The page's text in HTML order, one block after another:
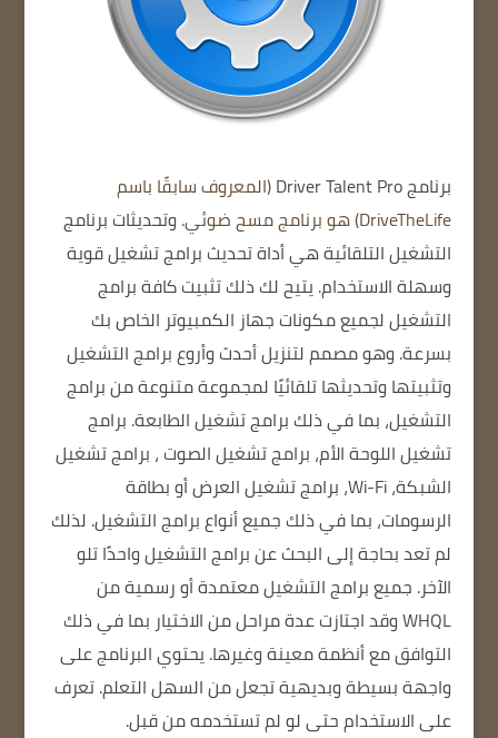
برنامج Driver Talent Pro
(المعروف سابقًا باسم
DriveTheLife) هو برنامج مسح ضوئي.
وتحديثات برنامج
التشغيل التلقائيةهي أداة تحديث برامج تشغيل قوية
وسهلة الاستخدام.يتيح لك ذلك تثبيت كافة برامج
التشغيل لجميع مكونات جهاز الكمبيوتر الخاص بك
بسرعة. وهو مصمم لتنزيل أحدث وأروع برامج التشغيل
وتثبيتها وتحديثها تلقائيًا لمجموعة متنوعة من برامج
التشغيل، بما في ذلك برامج تشغيل الطابعة. برامج
تشغيل اللوحة الأم، برامجتشغيل الصوت ، برامج تشغيل
الشبكة، Wi-Fi، برامج تشغيل العرض أو بطاقة
الرسومات، بما في ذلك جميع أنواع برامج التشغيل. لذلك
لم تعد بحاجة إلى البحث عن برامج التشغيل واحدًا تلو
الآخر. جميع برامج التشغيل معتمدة أو رسمية من
WHQL وقد اجتازت عدة مراحل من الاختيار بما في ذلك
التوافق مع أنظمة معينة وغيرها.يحتوي البرنامج على
واجهة بسيطة وبديهية تجعل من السهل التعلم.تعرف
على الاستخدامحتى لو لم تستخدمه من قبل.